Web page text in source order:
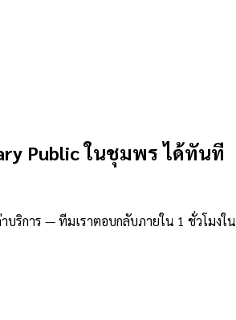
Public ในชุมพร ได้ทันที
บริการ — ทีมเราตอบกลับภายใน 1 ชั่วโมงใน